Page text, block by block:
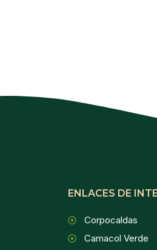
ENLACES DE
Corpocaldas
Camacol Verde